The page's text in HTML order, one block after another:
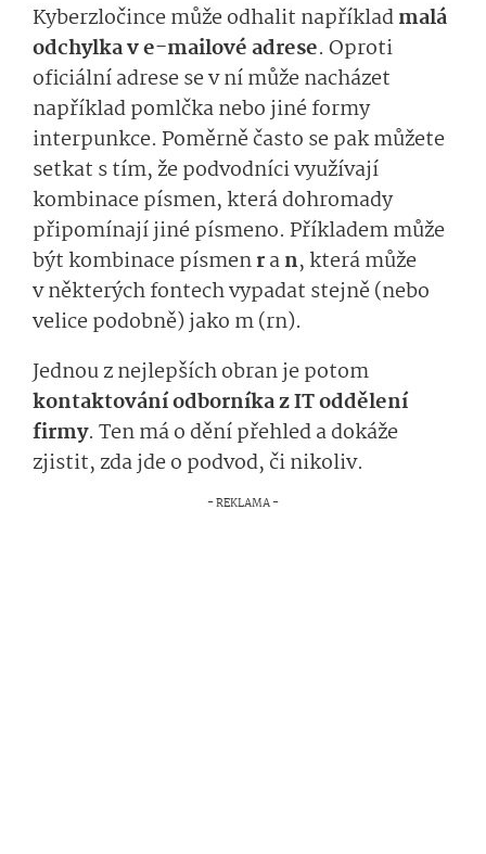
Kyberzločince může odhalit napříkladmalá
odchylka v e-mailové adrese. Oproti
oficiální adrese se v ní může nacházet
například pomlčka nebo jiné formy
interpunkce. Poměrně často se pak můžete
setkat s tím, že podvodníci využívají
kombinace písmen, která dohromady
připomínají jiné písmeno. Příkladem může
být kombinace písmenran, která může
v některých fontech vypadat stejně (nebo
velice podobně) jako m (rn).
Jednou z nejlepších obran je potom
kontaktování odborníka z IT oddělení
firmy. Ten má o dění přehled a dokáže
zjistit, zda jde o podvod, či nikoliv.